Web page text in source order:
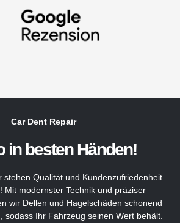
Car Dent Repair
in besten Händen!
stehen Qualität und Kundenzufriedenheit
Mit modernster Technik und präziser
wir Dellen und Hagelschäden schonend
sodass Ihr Fahrzeug seinen Wert behält.